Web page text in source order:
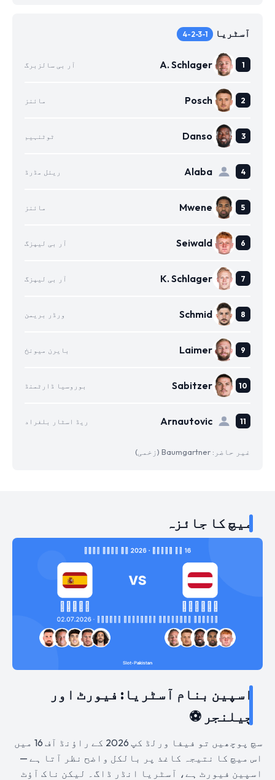
آسٹریا 4-2-3-1
A. Schlager آر بی سالزبرگ
Posch مائنز
Danso ٹوٹنہیم
Alaba ریئل مڈرڈ
Mwene مائنز
Seiwald آر بی لیپزگ
K. Schlager آر بی لیپزگ
Schmid ورڈر بریمن
Laimer بایرن میونخ
Sabitzer بوروسیا ڈارٹمنڈ
Arnautovic ریڈ اسٹار بلغراد
غیر حاضر: Baumgartner (زخمی)
میچ کا جائزہ
اسپین بنام آسٹریا: فیورٹ اور
چیلنجر ⚽
سچ پوچھیں تو فیفا ورلڈ کپ 2026 کے راؤنڈ آف 16 میں
اس میچ کا نتیجہ کاغذ پر بالکل واضح نظر آتا ہے —
اسپین فیورٹ ہے، آسٹریا انڈر ڈاگ۔ لیکن ناک آؤٹ